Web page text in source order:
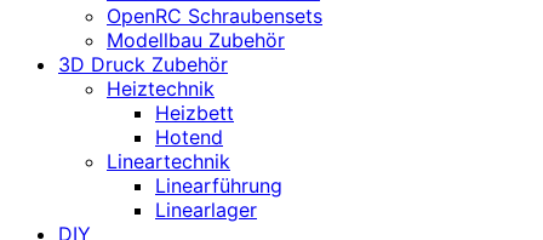
OpenRC Schraubensets
Modellbau Zubehör
3D Druck Zubehör
Heiztechnik
Heizbett
Hotend
Lineartechnik
Linearführung
Linearlager
DIY